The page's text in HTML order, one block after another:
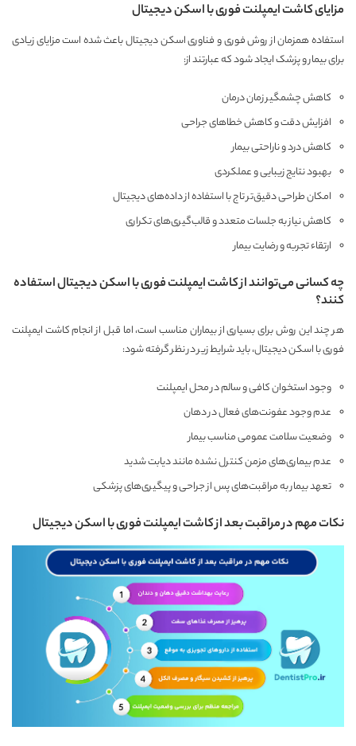
مزایای کاشت ایمپلنت فوری با اسکن دیجیتال
استفاده همزمان از روش فوری و فناوری اسکن دیجیتال باعث شده است مزایای زیادی
برای بیمار و پزشک ایجاد شود که عبارتند از:
کاهش چشمگیر زمان درمان
افزایش دقت و کاهش خطاهای جراحی
کاهش درد و ناراحتی بیمار
بهبود نتایج زیبایی و عملکردی
امکان طراحی دقیق‌تر تاج با استفاده از داده‌های دیجیتال
کاهش نیاز به جلسات متعدد و قالب‌گیری‌های تکراری
ارتقاء تجربه و رضایت بیمار
چه کسانی می‌توانند از کاشت ایمپلنت فوری با اسکن دیجیتال استفاده
کنند؟
هر چند این روش برای بسیاری از بیماران مناسب است، اما قبل از انجام کاشت ایمپلنت
فوری با اسکن دیجیتال، باید شرایط زیر در نظر گرفته شود:
وجود استخوان کافی و سالم در محل ایمپلنت
عدم وجود عفونت‌های فعال در دهان
وضعیت سلامت عمومی مناسب بیمار
عدم بیماری‌های مزمن کنترل نشده مانند دیابت شدید
تعهد بیمار به مراقبت‌های پس از جراحی و پیگیری‌های پزشکی
نکات مهم در مراقبت بعد از کاشت ایمپلنت فوری با اسکن دیجیتال